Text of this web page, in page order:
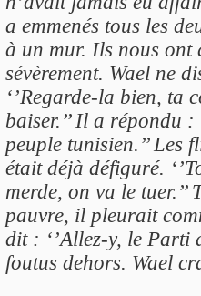
a emmenés tous les
à un mur. Ils nous ont
sévèrement. Wael ne
‘’Regarde-la bien, ta
baiser.’’ Il a répondu
peuple tunisien.’’
était déjà défiguré.
merde, on va le
pauvre, il pleurait
dit : ‘’Allez-y, le Parti
foutus dehors. Wael